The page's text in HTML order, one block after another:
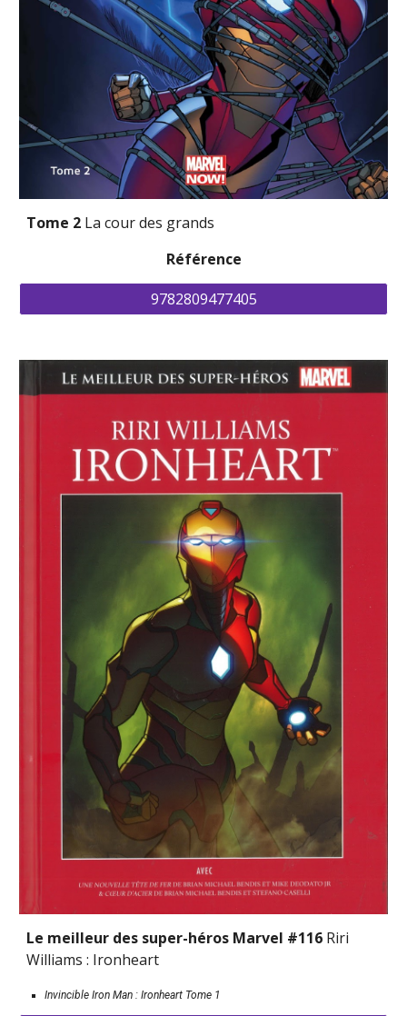
Tome 2 La cour des grands
Référence
9782809477405
Le meilleur des super-héros Marvel #116 Riri
Williams : Ironheart
Invincible Iron Man : Ironheart Tome 1